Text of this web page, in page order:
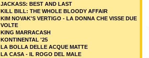
JACKASS: BEST AND LAST
KILL BILL: THE WHOLE BLOODY AFFAIR
KIM NOVAK'S VERTIGO - LA DONNA CHE VISSE DUE
VOLTE
KING MARRACASH
KONTINENTAL '25
LA BOLLA DELLE ACQUE MATTE
LA CASA - IL ROGO DEL MALE